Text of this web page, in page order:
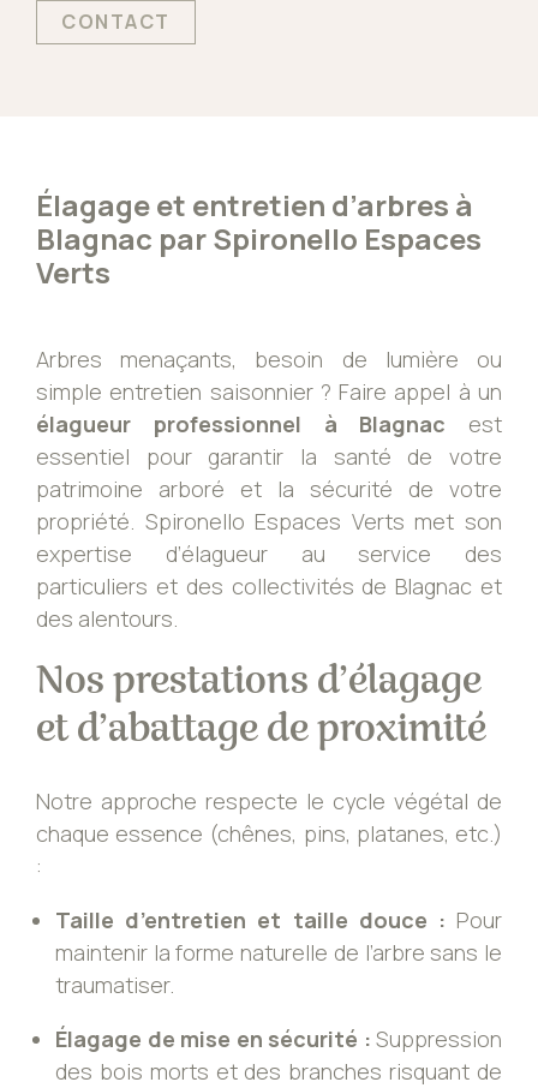
CONTACT
Élagage et entretien d’arbres à
Blagnac par Spironello Espaces
Verts
Arbres menaçants, besoin de lumière ou
simple entretien saisonnier ? Faire appel à un
élagueur professionnel à Blagnac est
essentiel pour garantir la santé de votre
patrimoine arboré et la sécurité de votre
propriété. Spironello Espaces Verts met son
expertise d’élagueur au service des
particuliers et des collectivités de Blagnac et
des alentours.
Nos prestations d’élagage
et d’abattage de proximité
Notre approche respecte le cycle végétal de
chaque essence (chênes, pins, platanes, etc.)
:
Taille d’entretien et taille douce : Pour
maintenir la forme naturelle de l’arbre sans le
traumatiser.
Élagage de mise en sécurité : Suppression
des bois morts et des branches risquant de